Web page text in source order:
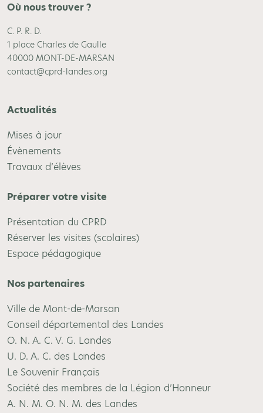
Où nous trouver ?
C. P. R. D.
1 place Charles de Gaulle
40000 MONT-DE-MARSAN
contact@cprd-landes.org
Actualités
Mises à jour
Évènements
Travaux d’élèves
Préparer votre visite
Présentation du CPRD
Réserver les visites (scolaires)
Espace pédagogique
Nos partenaires
Ville de Mont-de-Marsan
Conseil départemental des Landes
O. N. A. C. V. G. Landes
U. D. A. C. des Landes
Le Souvenir Français
Société des membres de la Légion d’Honneur
A. N. M. O. N. M. des Landes